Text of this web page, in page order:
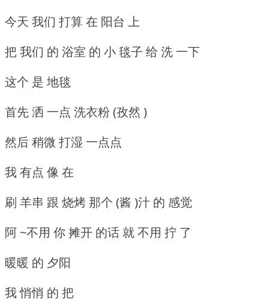
今天 我们 打算 在 阳台 上
把 我们 的 浴室 的 小 毯子 给 洗 一下
这个 是 地毯
首先 洒 一点 洗衣粉 (孜然 )
然后 稍微 打湿 一点点
我 有点 像 在
刷 羊串 跟 烧烤 那个 (酱 )汁 的 感觉
阿 ~不用 你 摊开 的话 就 不用 拧 了
暖暖 的 夕阳
我 悄悄 的 把